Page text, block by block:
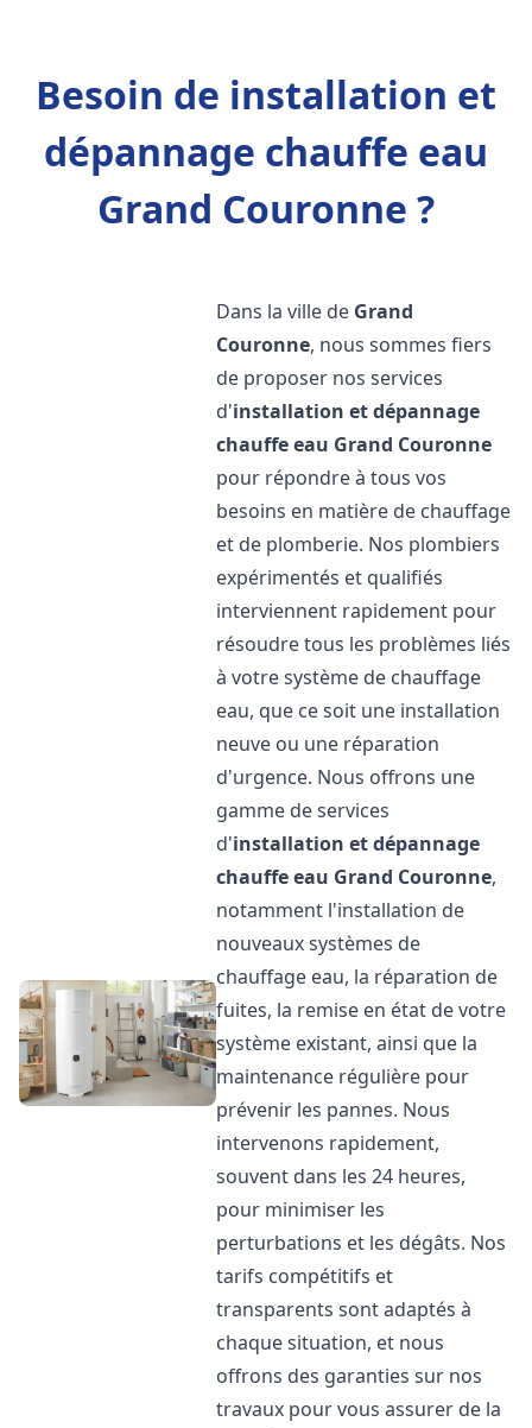
Besoin de installation et
dépannage chauffe eau
Grand Couronne ?
Dans la ville de Grand
Couronne, nous sommes fiers
de proposer nos services
d'installation et dépannage
chauffe eau Grand Couronne
pour répondre à tous vos
besoins en matière de chauffage
et de plomberie. Nos plombiers
expérimentés et qualifiés
interviennent rapidement pour
résoudre tous les problèmes liés
à votre système de chauffage
eau, que ce soit une installation
neuve ou une réparation
d'urgence. Nous offrons une
gamme de services
d'installation et dépannage
chauffe eau Grand Couronne,
notamment l'installation de
nouveaux systèmes de
chauffage eau, la réparation de
fuites, la remise en état de votre
système existant, ainsi que la
maintenance régulière pour
prévenir les pannes. Nous
intervenons rapidement,
souvent dans les 24 heures,
pour minimiser les
perturbations et les dégâts. Nos
tarifs compétitifs et
transparents sont adaptés à
chaque situation, et nous
offrons des garanties sur nos
travaux pour vous assurer de la